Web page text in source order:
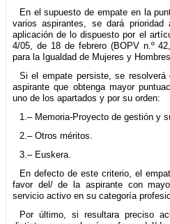
En el supuesto de empate en la
varios aspirantes, se dará
aplicación de lo dispuesto por el
4/05, de 18 de febrero (BOPV n.º
para la Igualdad de Mujeres y
Si el empate persiste, se resolverá
aspirante que obtenga mayor
uno de los apartados y por su orden:
1.– Memoria-Proyecto de gestión y
2.– Otros méritos.
3.– Euskera.
En defecto de este criterio, el
favor del/ de la aspirante con
servicio activo en su categoría
Por último, si resultara preciso